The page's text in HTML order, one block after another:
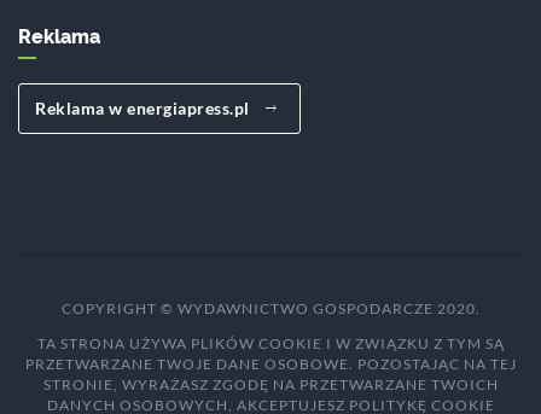
Reklama
Reklama w energiapress.pl
COPYRIGHT © WYDAWNICTWO GOSPODARCZE 2020.
TA STRONA UŻYWA PLIKÓW COOKIE I W ZWIĄZKU Z TYM SĄ
PRZETWARZANE TWOJE DANE OSOBOWE. POZOSTAJĄC NA TEJ
STRONIE, WYRAŻASZ ZGODĘ NA PRZETWARZANE TWOICH
DANYCH OSOBOWYCH, AKCEPTUJESZ POLITYKĘ COOKIE